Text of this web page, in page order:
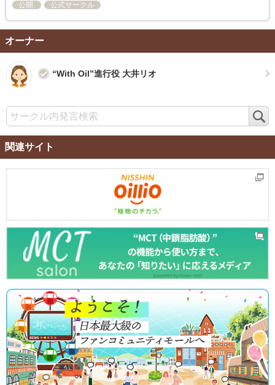
公開 公式サークル
オーナー
“With Oil”進行役 大井リオ
関連サイト